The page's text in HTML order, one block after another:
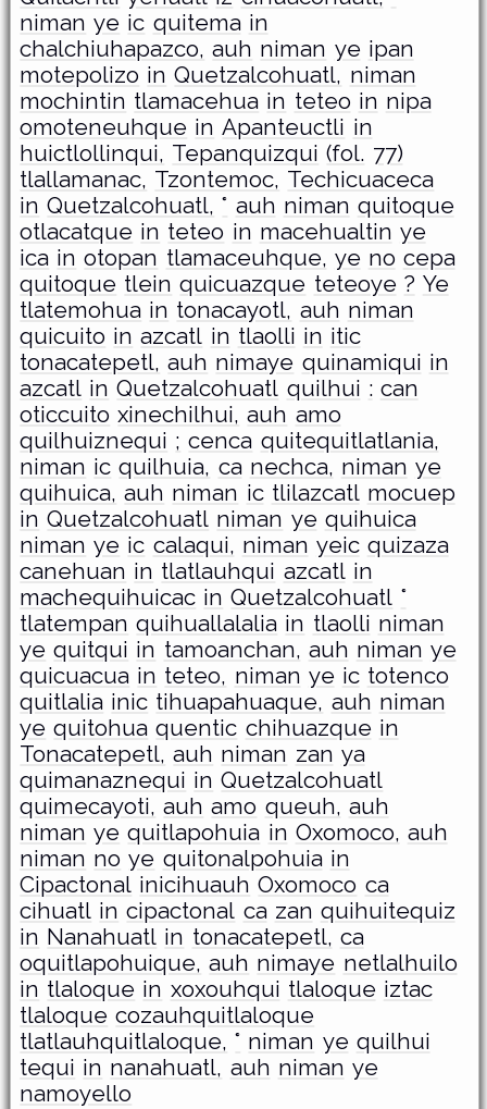
niman ye ic quitema in
chalchiuhapazco, auh niman ye ipan
motepolizo in Quetzalcohuatl, niman
mochintin tlamacehua in teteo in nipa
omoteneuhque in Apanteuctli in
huictlollinqui, Tepanquizqui (fol. 77)
tlallamanac, Tzontemoc, Techicuaceca
in Quetzalcohuatl, ° auh niman quitoque
otlacatque in teteo in macehualtin ye
ica in otopan tlamaceuhque, ye no cepa
quitoque tlein quicuazque teteoye ? Ye
tlatemohua in tonacayotl, auh niman
quicuito in azcatl in tlaolli in itic
tonacatepetl, auh nimaye quinamiqui in
azcatl in Quetzalcohuatl quilhui : can
oticcuito xinechilhui, auh amo
quilhuiznequi ; cenca quitequitlatlania,
niman ic quilhuia, ca nechca, niman ye
quihuica, auh niman ic tlilazcatl mocuep
in Quetzalcohuatl niman ye quihuica
niman ye ic calaqui, niman yeic quizaza
canehuan in tlatlauhqui azcatl in
machequihuicac in Quetzalcohuatl °
tlatempan quihuallalalia in tlaolli niman
ye quitqui in tamoanchan, auh niman ye
quicuacua in teteo, niman ye ic totenco
quitlalia inic tihuapahuaque, auh niman
ye quitohua quentic chihuazque in
Tonacatepetl, auh niman zan ya
quimanaznequi in Quetzalcohuatl
quimecayoti, auh amo queuh, auh
niman ye quitlapohuia in Oxomoco, auh
niman no ye quitonalpohuia in
Cipactonal inicihuauh Oxomoco ca
cihuatl in cipactonal ca zan quihuitequiz
in Nanahuatl in tonacatepetl, ca
oquitlapohuique, auh nimaye netlalhuilo
in tlaloque in xoxouhqui tlaloque iztac
tlaloque cozauhquitlaloque
tlatlauhquitlaloque, ° niman ye quilhui
tequi in nanahuatl, auh niman ye
namoyello